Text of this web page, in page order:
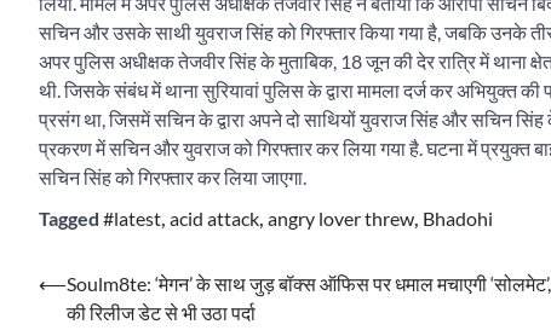
सचिन और उसके साथी युवराज सिंह को गिरफ्तार किया गया है, जबकि उनके
अपर पुलिस अधीक्षक तेजवीर सिंह के मुताबिक, 18 जून की देर रात्रि में थाना
थी. जिसके संबंध में थाना सुरियावां पुलिस के द्वारा मामला दर्ज कर अभियुक्त
प्रसंग था, जिसमें सचिन के द्वारा अपने दो साथियों युवराज सिंह और सचिन
प्रकरण में सचिन और युवराज को गिरफ्तार कर लिया गया है. घटना में प्रयुक्त
सचिन सिंह को गिरफ्तार कर लिया जाएगा.
Tagged #latest, acid attack, angry lover threw, Bhadohi
Post
navigation
⟵Soulm8te: ‘मेगन’ के साथ जुड़ बॉक्स ऑफिस पर धमाल मचाएगी
की रिलीज डेट से भी उठा पर्दा